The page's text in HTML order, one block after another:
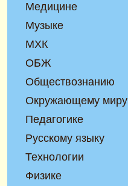
Медицине
Музыке
МХК
ОБЖ
Обществознанию
Окружающему миру
Педагогике
Русскому языку
Технологии
Физике